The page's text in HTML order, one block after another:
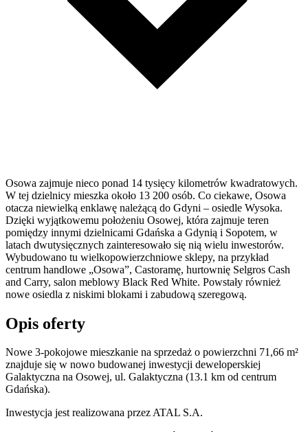
Osowa zajmuje nieco ponad 14 tysięcy kilometrów kwadratowych.
W tej dzielnicy mieszka około 13 200 osób. Co ciekawe, Osowa
otacza niewielką enklawę należącą do Gdyni – osiedle Wysoka.
Dzięki wyjątkowemu położeniu Osowej, która zajmuje teren
pomiędzy innymi dzielnicami Gdańska a Gdynią i Sopotem, w
latach dwutysięcznych zainteresowało się nią wielu inwestorów.
Wybudowano tu wielkopowierzchniowe sklepy, na przykład
centrum handlowe „Osowa”, Castoramę, hurtownię Selgros Cash
and Carry, salon meblowy Black Red White. Powstały również
nowe osiedla z niskimi blokami i zabudową szeregową.
Opis oferty
Nowe 3-pokojowe mieszkanie na sprzedaż o powierzchni 71,66 m²
znajduje się w nowo budowanej inwestycji deweloperskiej
Galaktyczna na Osowej, ul. Galaktyczna (13.1 km od centrum
Gdańska).
Inwestycja jest realizowana przezATAL S.A.